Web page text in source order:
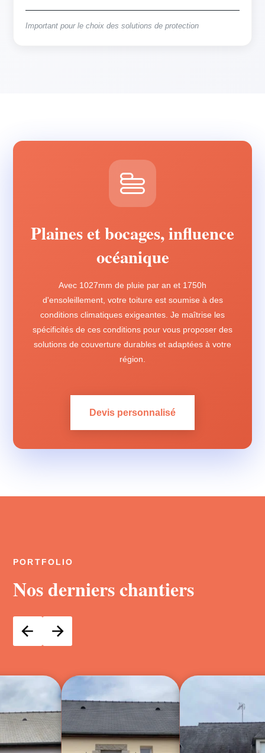
Important pour le choix des solutions de protection
Plaines et bocages, influence
océanique
Avec 1027mm de pluie par an et 1750h
d'ensoleillement, votre toiture est soumise à des
conditions climatiques exigeantes. Je maîtrise les
spécificités de ces conditions pour vous proposer des
solutions de couverture durables et adaptées à votre
région.
Devis personnalisé
PORTFOLIO
Nos derniers chantiers